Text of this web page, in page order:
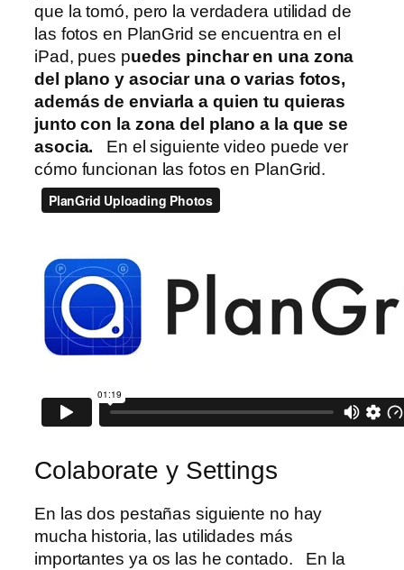
que la tomó, pero la verdadera utilidad de
las fotos en PlanGrid se encuentra en el
iPad, pues puedes pinchar en una zona
del plano y asociar una o varias fotos,
además de enviarla a quien tu quieras
junto con la zona del plano a la que se
asocia. En el siguiente video puede ver
cómo funcionan las fotos en PlanGrid.
Colaborate y Settings
En las dos pestañas siguiente no hay
mucha historia, las utilidades más
importantes ya os las he contado. En la